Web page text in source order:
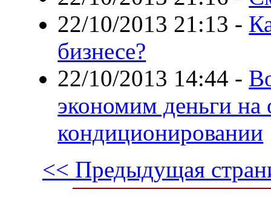
22/10/2013 21:13 -
бизнесе?
22/10/2013 14:44 -
экономим деньги на
кондиционировании
<< Предыдущая